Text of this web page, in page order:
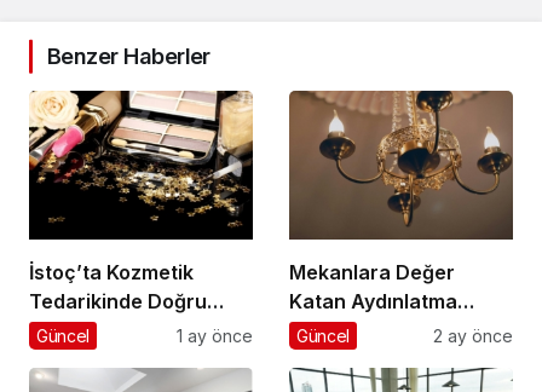
Benzer Haberler
İstoç’ta Kozmetik
Tedarikinde Doğru
Adımlar
Güncel 1 ay önce
Mekanlara Değer
Katan Aydınlatma
Seçimleri
Güncel 2 ay önce